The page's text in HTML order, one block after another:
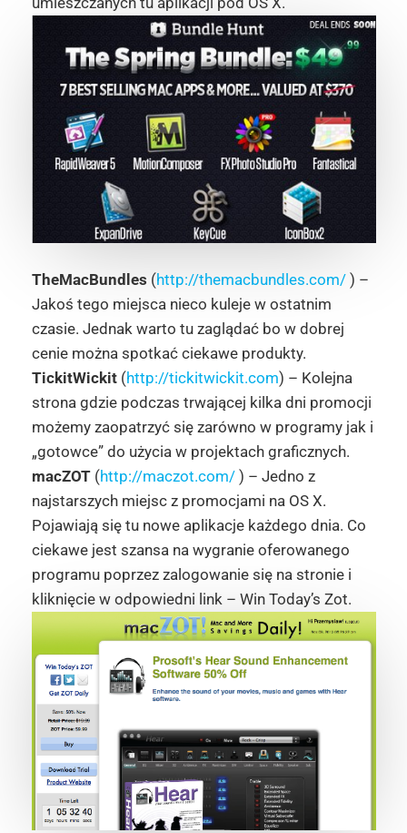
TheMacBundles (http://themacbundles.com/) –
Jakoś tego miejsca nieco kuleje w ostatnim
czasie. Jednak warto tu zaglądać bo w dobrej
cenie można spotkać ciekawe produkty.
TickitWickit(http://tickitwickit.com) – Kolejna
strona gdzie podczas trwającej kilka dni promocji
możemy zaopatrzyć się zarówno w programy jak i
„gotowce” do użycia w projektach graficznych.
macZOT(http://maczot.com/) – Jedno z
najstarszych miejsc z promocjami na OS X.
Pojawiają się tu nowe aplikacje każdego dnia. Co
ciekawe jest szansa na wygranie oferowanego
programu poprzez zalogowanie się na stronie i
kliknięcie w odpowiedni link – Win Today’s Zot.